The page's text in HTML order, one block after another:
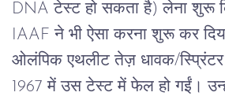
DNA टेस्ट हो सकता है) लेना शुरू
IAAF ने भी ऐसा करना शुरू कर
ओलंपिक एथलीट तेज़ धावक/स्प्रिंटर
1967 में उस टेस्ट में फेल हो गईं।